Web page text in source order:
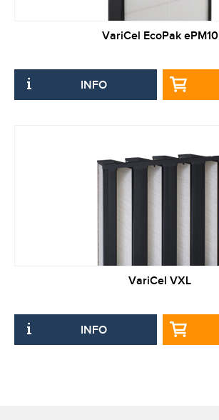
VariCel EcoPak ePM10
INFO
VariCel VXL
INFO